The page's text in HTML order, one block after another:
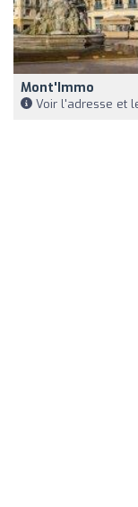
Mont'Immo
Voir l'adresse et